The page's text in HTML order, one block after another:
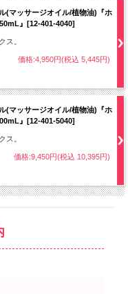
(マッサージオイル/植物油)『ホ
』[12-401-4040]
ス。
価格:4,950円(税込 5,445円)
(マッサージオイル/植物油)『ホ
』[12-401-5040]
ス。
価格:9,450円(税込 10,395円)